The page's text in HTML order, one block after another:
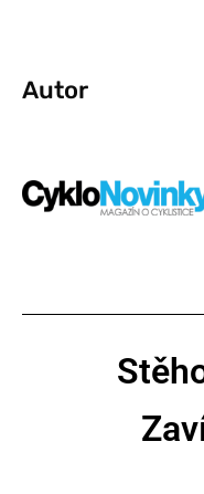
Autor